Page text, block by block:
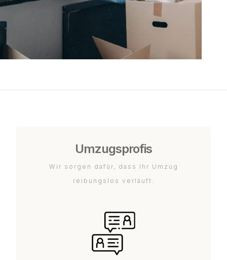
Umzugsprofis
Wir sorgen dafür, dass Ihr Umzug
reibungslos verläuft.